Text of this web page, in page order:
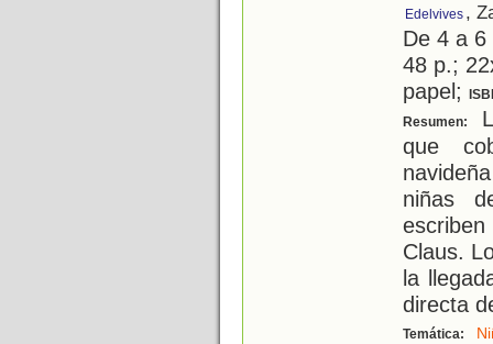
Edelvives ,
De 4 a
48 p.;
papel;
Resumen:
que
niñas
Claus.
la
directa
Temática: